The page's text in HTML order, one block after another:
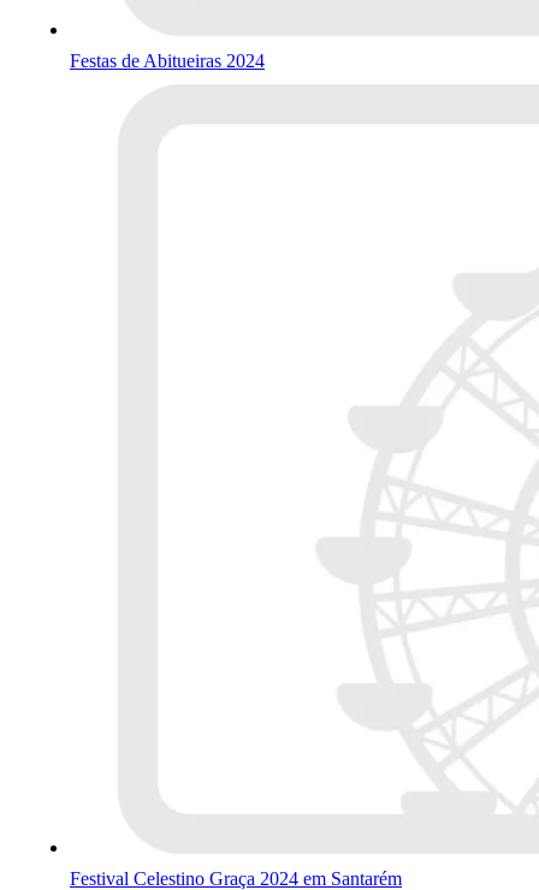
Festas de Abitueiras 2024
Festival Celestino Graça 2024 em Santarém